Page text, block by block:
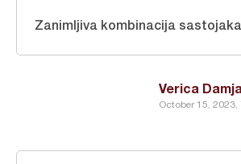
Verica
October 15, 2023,
Zanimljiva kombinacija